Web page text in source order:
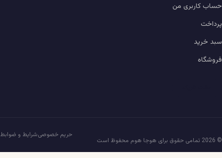
حساب کاربری من
پرداخت
سبد خرید
فروشگاه
© 2026 تمامی حقوق برای هوجا هوم محفوظ است
حریم خصوصیشرایط و ضوابط